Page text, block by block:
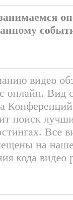
видео
онлайн. Вид
поиск
Все
на
кода видео